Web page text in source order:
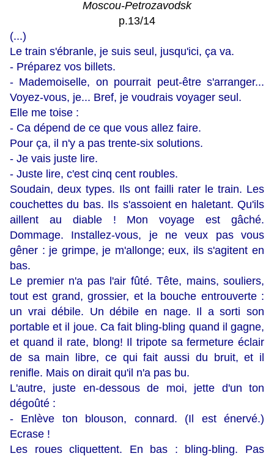
Moscou-Petrozavodsk
p.13/14
(...)
Le train s'ébranle, je suis seul, jusqu'ici, ça va.
- Préparez vos billets.
- Mademoiselle, on pourrait peut-être s'arranger...
Voyez-vous, je... Bref, je voudrais voyager seul.
Elle me toise :
- Ca dépend de ce que vous allez faire.
Pour ça, il n'y a pas trente-six solutions.
- Je vais juste lire.
- Juste lire, c'est cinq cent roubles.
Soudain, deux types. Ils ont failli rater le train. Les
couchettes du bas. Ils s'assoient en haletant. Qu'ils
aillent au diable ! Mon voyage est gâché.
Dommage. Installez-vous, je ne veux pas vous
gêner : je grimpe, je m'allonge; eux, ils s'agitent en
bas.
Le premier n'a pas l'air fûté. Tête, mains, souliers,
tout est grand, grossier, et la bouche entrouverte :
un vrai débile. Un débile en nage. Il a sorti son
portable et il joue. Ca fait bling-bling quand il gagne,
et quand il rate, blong! Il tripote sa fermeture éclair
de sa main libre, ce qui fait aussi du bruit, et il
renifle. Mais on dirait qu'il n'a pas bu.
L'autre, juste en-dessous de moi, jette d'un ton
dégoûté :
- Enlève ton blouson, connard. (Il est énervé.)
Ecrase !
Les roues cliquettent. En bas : bling-bling. Pas